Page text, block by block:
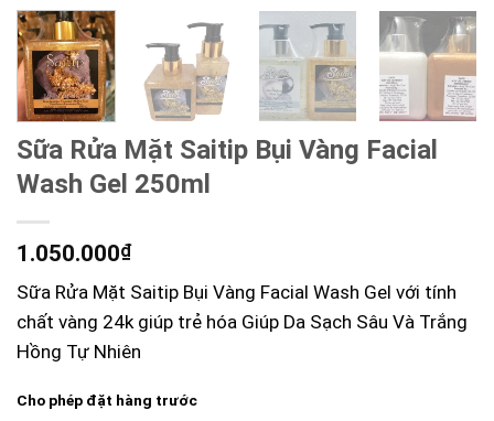
Sữa Rửa Mặt Saitip Bụi Vàng Facial
Wash Gel 250ml
1.050.000₫
Sữa Rửa Mặt Saitip Bụi Vàng Facial Wash Gel với tính
chất vàng 24k giúp trẻ hóa Giúp Da Sạch Sâu Và Trắng
Hồng Tự Nhiên
Cho phép đặt hàng trước